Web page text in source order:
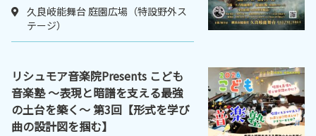
久良岐能舞台 庭園広場（特設野外ス
テージ）
リシュモア音楽院Presents こども
音楽塾 ～表現と暗譜を支える最強
の土台を築く～ 第3回【形式を学び
曲の設計図を掴む】